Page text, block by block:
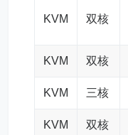
KVM 双核
KVM 双核
KVM 三核
KVM 双核